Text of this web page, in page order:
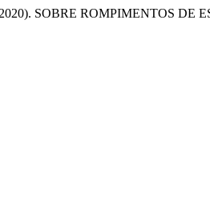
SOBRE ROMPIMENTOS DE